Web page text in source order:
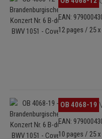
EAN:
12 pages / 25
Skip image gallery OB 4068-19
EAN:
10 pages / 25